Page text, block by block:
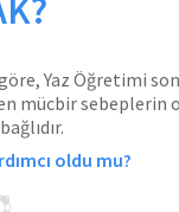
Yaz Öğretimi
mücbir sebeplerin
oldu mu?